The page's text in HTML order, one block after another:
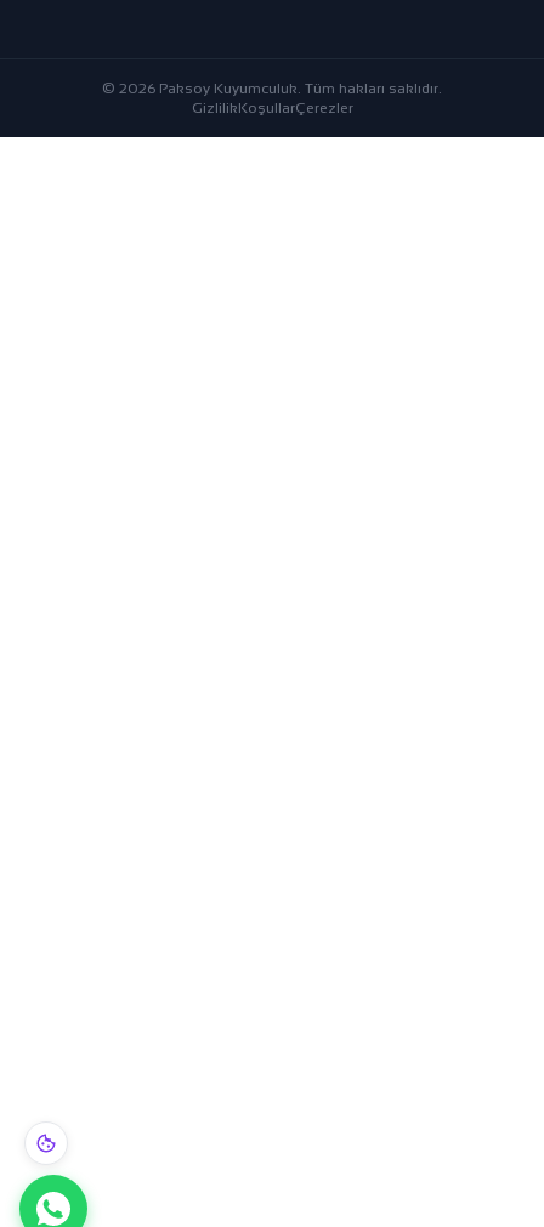
© 2026 Paksoy Kuyumculuk. Tüm hakları saklıdır.
GizlilikKoşullarÇerezler